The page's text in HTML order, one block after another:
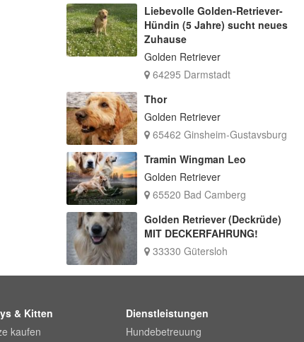
Liebevolle Golden-Retriever-
Hündin (5 Jahre) sucht neues
Zuhause
Golden Retriever
64295 Darmstadt
Thor
Golden Retriever
65462 Ginsheim-Gustavsburg
Tramin Wingman Leo
Golden Retriever
65520 Bad Camberg
Golden Retriever (Deckrüde)
MIT DECKERFAHRUNG!
33330 Gütersloh
& Kitten
kaufen
Dienstleistungen
Hundebetreuung